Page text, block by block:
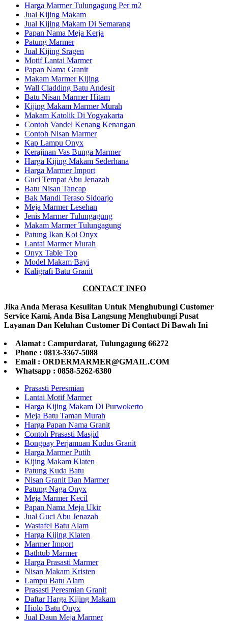
Harga Marmer Tulungagung Per m2
Jual Kijing Makam
Jual Kijing Makam Di Semarang
Papan Nama Meja Kerja
Patung Marmer
Jual Kijing Sragen
Motif Lantai Marmer
Papan Nama Granit
Makam Marmer Kijing
Wall Cladding Batu Andesit
Batu Nisan Marmer Hitam
Kijing Makam Marmer Murah
Makam Katolik Di Yogyakarta
Contoh Vandel Kenang Kenangan
Contoh Nisan Marmer
Kap Lampu Onyx
Kerajinan Vas Bunga Marmer
Harga Kijing Makam Sederhana
Harga Marmer Import
Guci Tempat Abu Jenazah
Batu Nisan Tancap
Bak Mandi Teraso Sidoarjo
Meja Marmer Lesehan
Jenis Marmer Tulungagung
Makam Marmer Tulungagung
Patung Ikan Koi Onyx
Lantai Marmer Murah
Onyx Table Top
Model Makam Bayi
Kaligrafi Batu Granit
CONTACT INFO
Jika Anda Merasa Kesulitan Untuk Menghubungi Customer
Service Kami, Anda Bisa Langsung Menghubungi Pusat
Layanan Dan Keluhan Customer Di Contact Di Bawah Ini
Alamat : Campurdarat, Tulungagung 66272
Phone : 0813-3367-5088
Email : ORDERMARMER@GMAIL.COM
Whatsapp : 0858-5262-6380
Prasasti Peresmian
Lantai Motif Marmer
Harga Kijing Makam Di Purwokerto
Meja Batu Taman Murah
Harga Papan Nama Granit
Contoh Prasasti Masjid
Bongpay Perjamuan Kudus Granit
Harga Marmer Putih
Kijing Makam Klaten
Patung Kuda Batu
Nisan Granit Dan Marmer
Patung Naga Onyx
Meja Marmer Kecil
Papan Nama Meja Ukir
Jual Guci Abu Jenazah
Wastafel Batu Alam
Harga Kijing Klaten
Marmer Import
Bathtub Marmer
Harga Prasasti Marmer
Nisan Makam Kristen
Lampu Batu Alam
Prasasti Peresmian Granit
Daftar Harga Kijing Makam
Hiolo Batu Onyx
Jual Daun Meja Marmer